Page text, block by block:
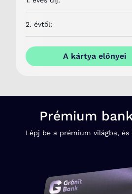
2. évtől:
A kártya előnyei
Prémium
Lépj be a prémium világba, és